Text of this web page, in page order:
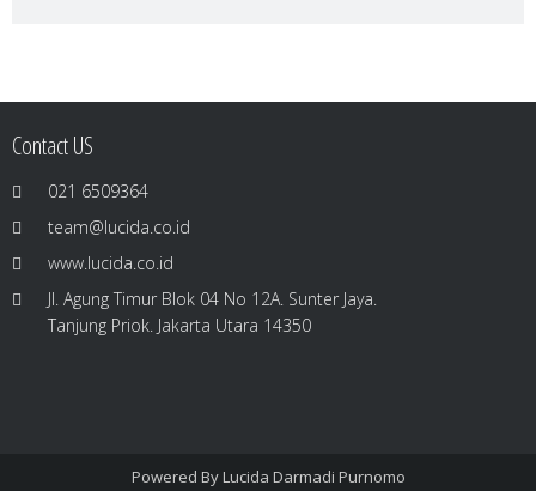
Contact US
021 6509364
team@lucida.co.id
www.lucida.co.id
Jl. Agung Timur Blok 04 No 12A. Sunter Jaya.
Tanjung Priok. Jakarta Utara 14350
Powered ByLucida Darmadi Purnomo